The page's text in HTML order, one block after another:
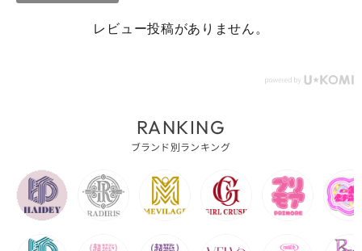
レビュー投稿がありません。
RANKING
ブランド別ランキング